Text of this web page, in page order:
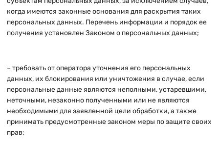
когда имеются законные основания для раскрытия таких
персональных данных. Перечень информации и порядок ее
получения установлен Законом о персональных данных;
– требовать от оператора уточнения его персональных
данных, их блокирования или уничтожения в случае, если
персональные данные являются неполными, устаревшими,
неточными, незаконно полученными или не являются
необходимыми для заявленной цели обработки, а также
принимать предусмотренные законом меры по защите своих
прав;